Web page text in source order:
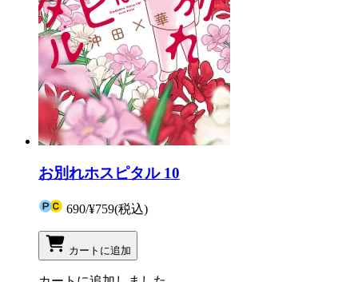
お別れホスピタル 10
690/¥759(税込)
カートに追加